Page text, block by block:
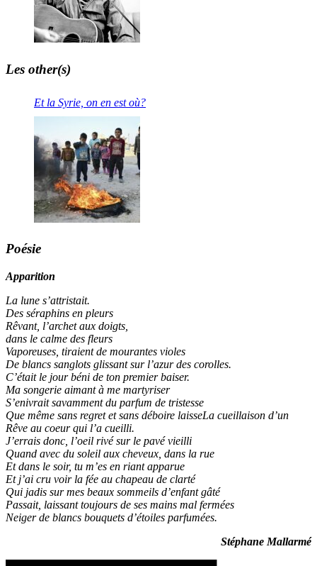
Les other(s)
Et la Syrie, on en est où?
Poésie
Apparition
La lune s’attristait.
Des séraphins en pleurs
Rêvant, l’archet aux doigts,
dans le calme des fleurs
Vaporeuses, tiraient de mourantes violes
De blancs sanglots glissant sur l’azur des corolles.
C’était le jour béni de ton premier baiser.
Ma songerie aimant à me martyriser
S’enivrait savamment du parfum de tristesse
Que même sans regret et sans déboire laisseLa cueillaison d’un
Rêve au coeur qui l’a cueilli.
J’errais donc, l’oeil rivé sur le pavé vieilli
Quand avec du soleil aux cheveux, dans la rue
Et dans le soir, tu m’es en riant apparue
Et j’ai cru voir la fée au chapeau de clarté
Qui jadis sur mes beaux sommeils d’enfant gâté
Passait, laissant toujours de ses mains mal fermées
Neiger de blancs bouquets d’étoiles parfumées.
Stéphane Mallarmé